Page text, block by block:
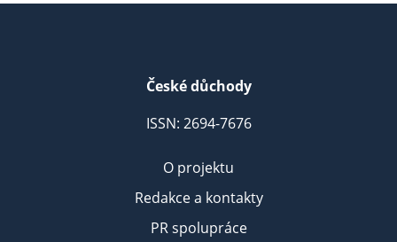
České důchody
ISSN: 2694-7676
O projektu
Redakce a kontakty
PR spolupráce